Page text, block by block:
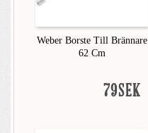
Weber Borste Till Brännare
62 Cm
79SEK